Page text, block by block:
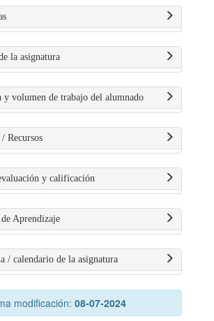
la asignatura
y volumen de trabajo del alumnado
Recursos
y calificación
Aprendizaje
/ calendario de la asignatura
modificación: 08-07-2024